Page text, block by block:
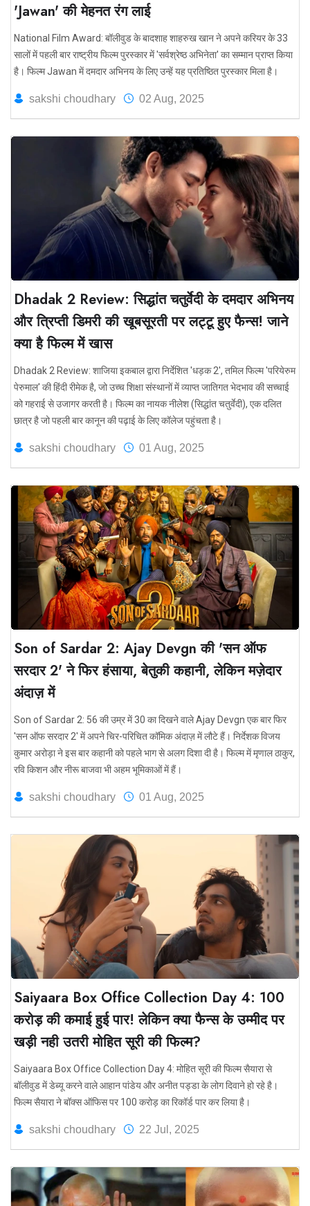
'Jawan' की मेहनत रंग लाई
National Film Award: बॉलीवुड के बादशाह शाहरुख खान ने अपने करियर के 33
सालों में पहली बार राष्ट्रीय फिल्म पुरस्कार में 'सर्वश्रेष्ठ अभिनेता' का सम्मान प्राप्त किया
है। फिल्म Jawan में दमदार अभिनय के लिए उन्हें यह प्रतिष्ठित पुरस्कार मिला है।
sakshi choudhary 02 Aug, 2025
Dhadak 2 Review: सिद्धांत चतुर्वेदी के दमदार अभिनय
और त्रिप्ती डिमरी की खूबसूरती पर लट्टू हुए फैन्स! जाने
क्या है फिल्म में खास
Dhadak 2 Review: शाजिया इकबाल द्वारा निर्देशित 'धड़क 2', तमिल फिल्म 'परियेरुम
पेरुमाल' की हिंदी रीमेक है, जो उच्च शिक्षा संस्थानों में व्याप्त जातिगत भेदभाव की सच्चाई
को गहराई से उजागर करती है। फिल्म का नायक नीलेश (सिद्धांत चतुर्वेदी), एक दलित
छात्र है जो पहली बार कानून की पढ़ाई के लिए कॉलेज पहुंचता है।
sakshi choudhary 01 Aug, 2025
Son of Sardar 2: Ajay Devgn की 'सन ऑफ
सरदार 2' ने फिर हंसाया, बेतुकी कहानी, लेकिन मज़ेदार
अंदाज़ में
Son of Sardar 2: 56 की उम्र में 30 का दिखने वाले Ajay Devgn एक बार फिर
'सन ऑफ सरदार 2' में अपने चिर-परिचित कॉमिक अंदाज़ में लौटे हैं। निर्देशक विजय
कुमार अरोड़ा ने इस बार कहानी को पहले भाग से अलग दिशा दी है। फिल्म में मृणाल ठाकुर,
रवि किशन और नीरू बाजवा भी अहम भूमिकाओं में हैं।
sakshi choudhary 01 Aug, 2025
Saiyaara Box Office Collection Day 4: 100
करोड़ की कमाई हुई पार! लेकिन क्या फैन्स के उम्मीद पर
खड़ी नही उतरी मोहित सूरी की फिल्म?
Saiyaara Box Office Collection Day 4: मोहित सूरी की फिल्म सैयारा से
बॉलीवुड में डेब्यू करने वाले आहान पांडेय और अनीत पड्डा के लोग दिवाने हो रहे है।
फिल्म सैयारा ने बॉक्स ऑफिस पर 100 करोड़ का रिकॉर्ड पार कर लिया है।
sakshi choudhary 22 Jul, 2025